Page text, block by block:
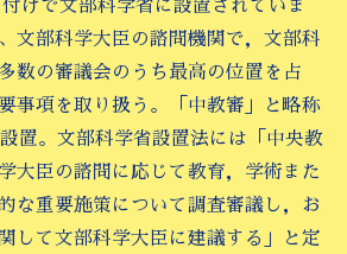
けで文部科学省に設置されていま
文部科学大臣の諮問機関で，文部科
数の審議会のうち最高の位置を占
事項を取り扱う。「中教審」と略称
置。文部科学省設置法には「中央教
大臣の諮問に応じて教育，学術また
な重要施策について調査審議し，お
して文部科学大臣に建議する」と定